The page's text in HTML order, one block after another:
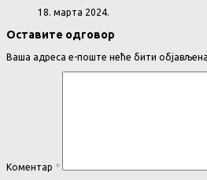
18. марта 2024.
Оставите одговор
Ваша адреса е-поште неће бити
Коментар *